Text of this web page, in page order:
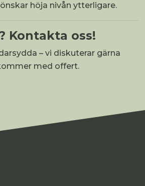
höja nivån ytterligare.
Kontakta oss!
– vi diskuterar gärna
med offert.